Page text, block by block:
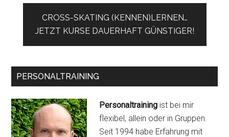
CROSS-SKATING (KENNEN)LERNEN…
JETZT KURSE DAUERHAFT GÜNSTIGER!
PERSONALTRAINING
Personaltraining ist bei mir
flexibel, allein oder in Gruppen.
Seit 1994 habe Erfahrung mit